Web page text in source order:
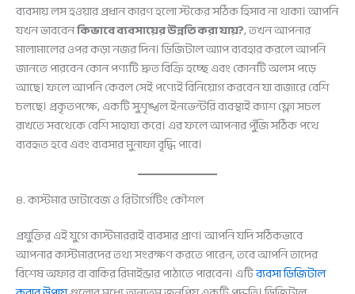
ব্যবসায় লস হওয়ার প্রধান কারণ হলো স্টকের সঠিক হিসাব না থাকা। আপনি
যখন ভাববেনকিভাবে ব্যবসায়ের উন্নতি করা যায়?, তখন আপনার
মালামালের ওপর কড়া নজর দিন। ডিজিটাল অ্যাপ ব্যবহার করলে আপনি
জানতে পারবেন কোন পণ্যটি দ্রুত বিক্রি হচ্ছে এবং কোনটি অলস পড়ে
আছে। ফলে আপনি কেবল সেই পণ্যেই বিনিয়োগ করবেন যা বাজারে বেশি
চলছে। প্রকৃতপক্ষে, একটি সুশৃঙ্খল ইনভেন্টরি ব্যবস্থাই ক্যাশ ফ্লো সচল
রাখতে সবথেকে বেশি সাহায্য করে। এর ফলে আপনার পুঁজি সঠিক পথে
ব্যবহৃত হবে এবং ব্যবসার মুনাফা বৃদ্ধি পাবে।
৪. কাস্টমার ডাটাবেজ ও রিটার্গেটিং কৌশল
প্রযুক্তির এই যুগে কাস্টমাররাই ব্যবসার প্রাণ। আপনি যদি সঠিকভাবে
আপনার কাস্টমারদের তথ্য সংরক্ষণ করতে পারেন, তবে আপনি তাদের
বিশেষ অফার বা বাকির রিমাইন্ডার পাঠাতে পারবেন। এটিব্যবসা ডিজিটাল